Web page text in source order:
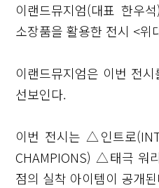
이랜드뮤지엄(대표 한우
소장품을 활용한 전시 <
이랜드뮤지엄은 이번 전
선보인다.
이번 전시는 △인트로
CHAMPIONS) △태극 워
점의 실착 아이템이 공개